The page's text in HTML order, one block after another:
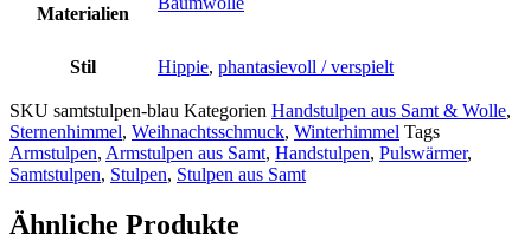
Materialien
Stil Hippie, phantasievoll / verspielt
SKU samtstulpen-blau Kategorien Handstulpen aus Samt & Wolle,
Sternenhimmel, Weihnachtsschmuck, Winterhimmel Tags
Armstulpen, Armstulpen aus Samt, Handstulpen, Pulswärmer,
Samtstulpen, Stulpen, Stulpen aus Samt
Ähnliche Produkte